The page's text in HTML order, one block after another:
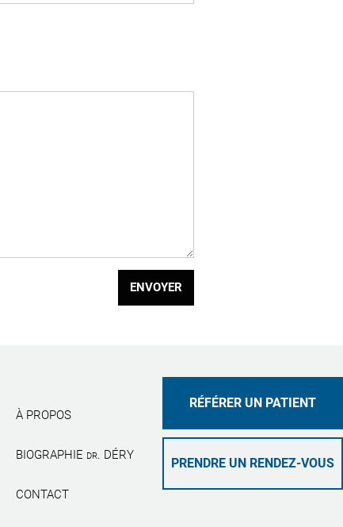
ENVOYER
RÉFÉRER UN PATIENT
PRENDRE UN RENDEZ-VOUS
À PROPOS
BIOGRAPHIE DR. DÉRY
CONTACT